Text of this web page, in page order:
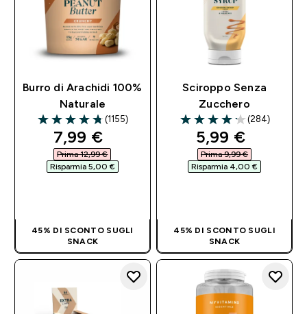
Burro di Arachidi 100%
Naturale
4.73 out of 5 stars
(1155)
discounted price
7,99 €‎
Prima 12,99 €‎
Risparmia 5,00 €‎
45% DI SCONTO SUGLI
SNACK
Sciroppo Senza
Zucchero
4.19 out of 5 stars
(284)
discounted
5,99 €‎
Prima 9,99 €‎
Risparmia 4,00 €‎
45% DI SCONTO SUGLI
SNACK